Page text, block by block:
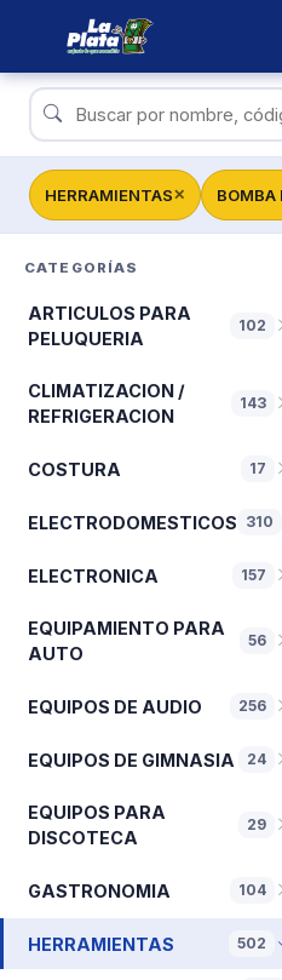
HERRAMIENTAS✕ BOMBA
CATEGORÍAS
ARTICULOS PARA
PELUQUERIA
102
CLIMATIZACION /
REFRIGERACION
143
COSTURA 17
ELECTRODOMESTICOS 310
ELECTRONICA 157
EQUIPAMIENTO PARA
AUTO
56
EQUIPOS DE AUDIO 256
EQUIPOS DE GIMNASIA 24
EQUIPOS PARA
DISCOTECA
29
GASTRONOMIA 104
HERRAMIENTAS 502